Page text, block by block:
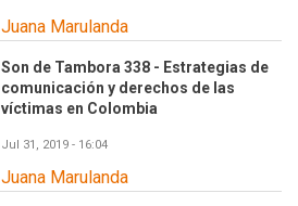
Juana Marulanda
Son de Tambora 338 - Estrategias de
comunicación y derechos de las
víctimas en Colombia
Jul 31, 2019 - 16:04
Juana Marulanda